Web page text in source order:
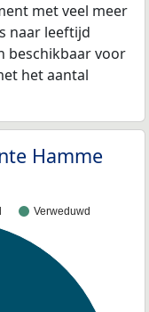
met veel meer
naar leeftijd
beschikbaar voor
het aantal
Hamme
Verweduwd